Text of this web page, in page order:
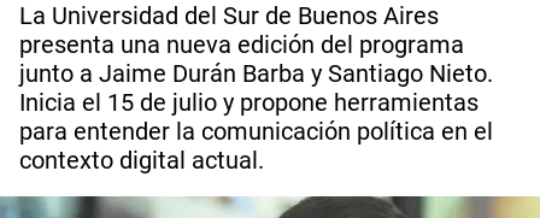
La Universidad del Sur de Buenos Aires
presenta una nueva edición del programa
junto a Jaime Durán Barba y Santiago Nieto.
Inicia el 15 de julio y propone herramientas
para entender la comunicación política en el
contexto digital actual.